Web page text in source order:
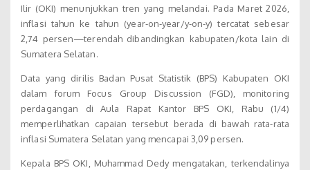
Ilir (OKI) menunjukkan tren yang melandai. Pada Maret 2026,
inflasi tahun ke tahun (year-on-year/y-on-y) tercatat sebesar
2,74 persen—terendah dibandingkan kabupaten/kota lain di
Sumatera Selatan.
Data yang dirilis Badan Pusat Statistik (BPS) Kabupaten OKI
dalam forum Focus Group Discussion (FGD), monitoring
perdagangan di Aula Rapat Kantor BPS OKI, Rabu (1/4)
memperlihatkan capaian tersebut berada di bawah rata-rata
inflasi Sumatera Selatan yang mencapai 3,09 persen.
Kepala BPS OKI, Muhammad Dedy mengatakan, terkendalinya